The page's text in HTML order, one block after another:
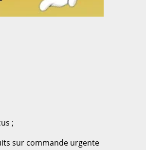
;
sur commande urgente